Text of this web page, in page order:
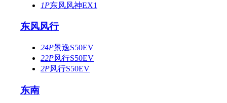
1P东风风神EX1
东风风行
24P景逸S50EV
22P风行S50EV
2P风行S50EV
东南